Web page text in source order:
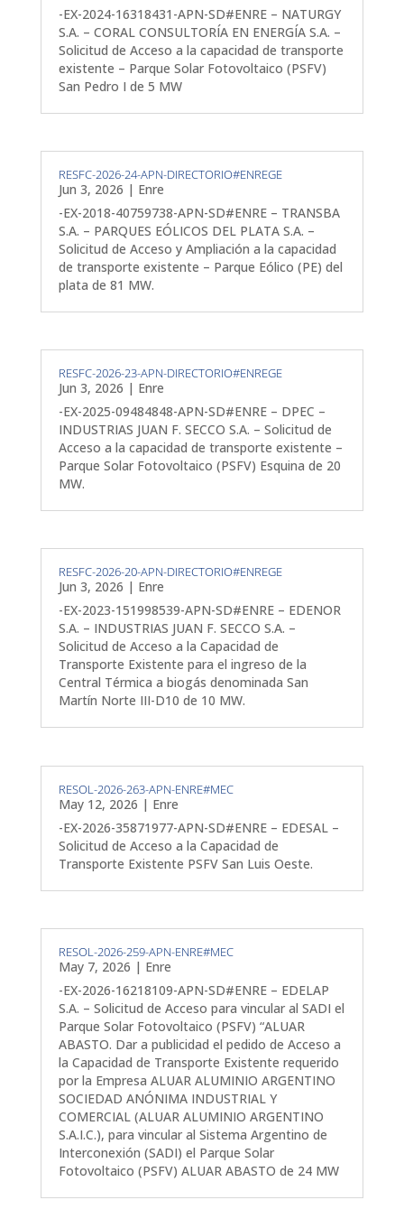
-EX-2024-16318431-APN-SD#ENRE – NATURGY
S.A. – CORAL CONSULTORÍA EN ENERGÍA S.A. –
Solicitud de Acceso a la capacidad de transporte
existente – Parque Solar Fotovoltaico (PSFV)
San Pedro I de 5 MW
RESFC-2026-24-APN-DIRECTORIO#ENREGE
Jun 3, 2026 | Enre
-EX-2018-40759738-APN-SD#ENRE – TRANSBA
S.A. – PARQUES EÓLICOS DEL PLATA S.A. –
Solicitud de Acceso y Ampliación a la capacidad
de transporte existente – Parque Eólico (PE) del
plata de 81 MW.
RESFC-2026-23-APN-DIRECTORIO#ENREGE
Jun 3, 2026 | Enre
-EX-2025-09484848-APN-SD#ENRE – DPEC –
INDUSTRIAS JUAN F. SECCO S.A. – Solicitud de
Acceso a la capacidad de transporte existente –
Parque Solar Fotovoltaico (PSFV) Esquina de 20
MW.
RESFC-2026-20-APN-DIRECTORIO#ENREGE
Jun 3, 2026 | Enre
-EX-2023-151998539-APN-SD#ENRE – EDENOR
S.A. – INDUSTRIAS JUAN F. SECCO S.A. –
Solicitud de Acceso a la Capacidad de
Transporte Existente para el ingreso de la
Central Térmica a biogás denominada San
Martín Norte III-D10 de 10 MW.
RESOL-2026-263-APN-ENRE#MEC
May 12, 2026 | Enre
-EX-2026-35871977-APN-SD#ENRE – EDESAL –
Solicitud de Acceso a la Capacidad de
Transporte Existente PSFV San Luis Oeste.
RESOL-2026-259-APN-ENRE#MEC
May 7, 2026 | Enre
-EX-2026-16218109-APN-SD#ENRE – EDELAP
S.A. – Solicitud de Acceso para vincular al SADI el
Parque Solar Fotovoltaico (PSFV) “ALUAR
ABASTO. Dar a publicidad el pedido de Acceso a
la Capacidad de Transporte Existente requerido
por la Empresa ALUAR ALUMINIO ARGENTINO
SOCIEDAD ANÓNIMA INDUSTRIAL Y
COMERCIAL (ALUAR ALUMINIO ARGENTINO
S.A.I.C.), para vincular al Sistema Argentino de
Interconexión (SADI) el Parque Solar
Fotovoltaico (PSFV) ALUAR ABASTO de 24 MW